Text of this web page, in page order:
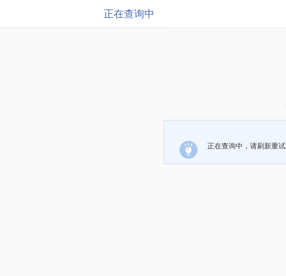
正在查询中
正在查询中，请刷新重试